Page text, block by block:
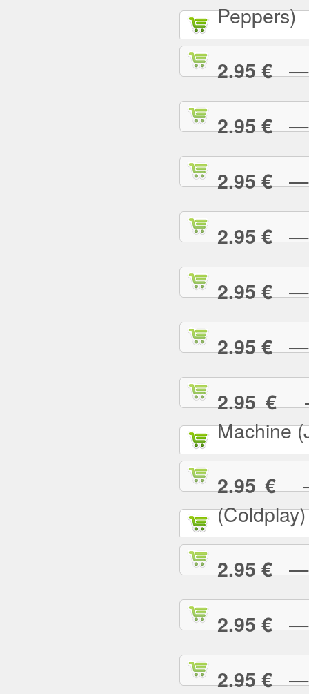
Peppers)
2.95 €—
2.95 €—
2.95 €—
2.95 €—
2.95 €—
2.95 €—
2.95 €—
Machine
2.95 €—
(Coldplay)
2.95 €—
2.95 €—
2.95 €—